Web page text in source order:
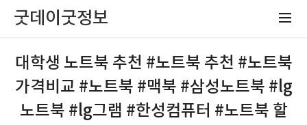
굿데이굿정보
대학생 노트북 추천 #노트북 추천 #노트북
가격비교 #노트북 #맥북 #삼성노트북 #lg
노트북 #lg그램 #한성컴퓨터 #노트북 할